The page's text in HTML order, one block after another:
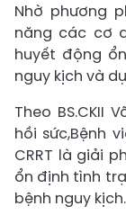
Nhờ phương
năng các cơ
huyết động
nguy kịch và
Theo BS.CKII
hồi sức,Bệnh
CRRT là giải
ổn định tình
bệnh nguy kịch.